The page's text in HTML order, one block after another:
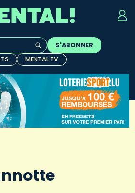
l'auto-complétion sont
S'ABONNER
MENTAL TV